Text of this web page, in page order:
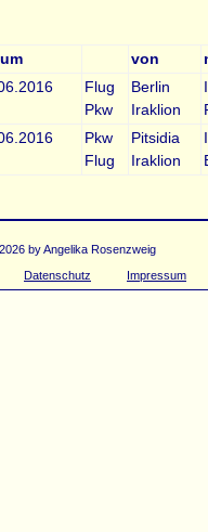
von
Flug
Pkw
Berlin
Iraklion
Pkw
Flug
Pitsidia
Iraklion
by Angelika Rosenzweig
Datenschutz
Impressum